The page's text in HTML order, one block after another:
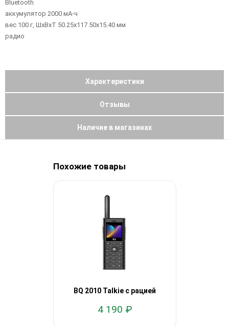
Bluetooth
аккумулятор 2000 мА⋅ч
вес 100 г, ШxВxТ 50.25x117.50x15.40 мм
радио
Характеристики
Отзывы
Наличие в магазинах
Похожие товары
BQ 2010 Talkie с рацией
4 190 ₽